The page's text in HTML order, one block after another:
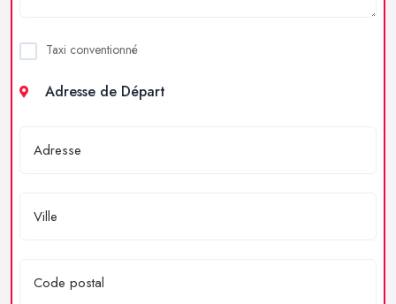
Taxi conventionné
Adresse de Départ